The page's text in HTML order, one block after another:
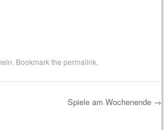
. Bookmark thepermalink
Spiele am Wochenende →